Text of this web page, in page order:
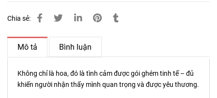
Chia sẻ:
Mô tả Bình luận
Không chỉ là hoa, đó là tình cảm được gói ghém tinh tế – đủ
khiến người nhận thấy mình quan trọng và được yêu thương.